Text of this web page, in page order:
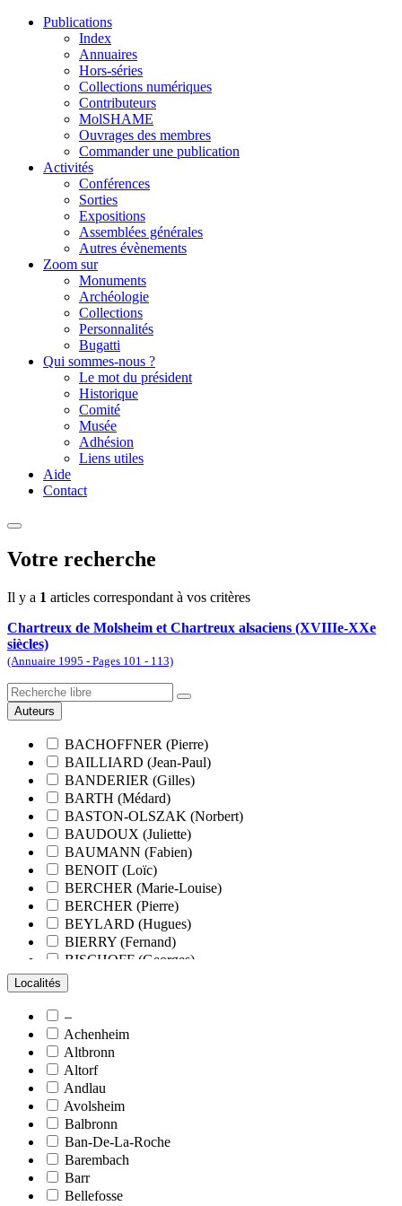
Publications
Index
Annuaires
Hors-séries
Collections numériques
Contributeurs
MolSHAME
Ouvrages des membres
Commander une publication
Activités
Conférences
Sorties
Expositions
Assemblées générales
Autres évènements
Zoom sur
Monuments
Archéologie
Collections
Personnalités
Bugatti
Qui sommes-nous ?
Le mot du président
Historique
Comité
Musée
Adhésion
Liens utiles
Aide
Contact
Votre recherche
Il y a 1 articles correspondant à vos critères
Chartreux de Molsheim et Chartreux alsaciens (XVIIIe-XXe
siècles)
(Annuaire 1995 - Pages 101 - 113)
Auteurs
BACHOFFNER (Pierre)
BAILLIARD (Jean-Paul)
BANDERIER (Gilles)
BARTH (Médard)
BASTON-OLSZAK (Norbert)
BAUDOUX (Juliette)
BAUMANN (Fabien)
BENOIT (Loïc)
BERCHER (Marie-Louise)
BERCHER (Pierre)
BEYLARD (Hugues)
BIERRY (Fernand)
BISCHOFF (Georges)
BLANCHARD (François)
BLANCHARD (Pierre-Valentin)
BLUMENROEDER (Quentin)
BOEHLER (Jean-Michel)
BOËS (Simone)
BORNERT (René)
BOUR (Bernard)
BOURCART (Jean)
BOUVET (Maurice)
BOXBERGER (Romain)
BRAUN (Jean)
BRAUN (Suzanne)
Localités
–
Achenheim
Altbronn
Altorf
Andlau
Avolsheim
Balbronn
Ban-De-La-Roche
Barembach
Barr
Bellefosse